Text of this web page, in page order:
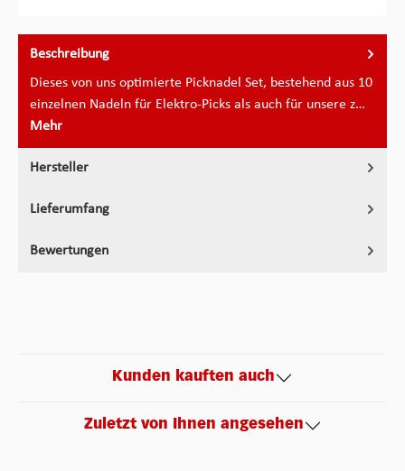
Beschreibung
Dieses von uns optimierte Picknadel Set, bestehend aus 10
einzelnen Nadeln für Elektro-Picks als auch für unsere z…
Mehr
Hersteller
Lieferumfang
Bewertungen
Kunden kauften auch
Zuletzt von Ihnen angesehen